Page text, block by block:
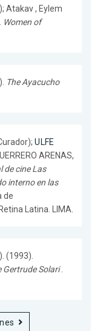
Atakav , Eylem
Women of
The Ayacucho
ULFE
ARENAS,
de cine Las
interno en las
de
Latina. LIMA.
(1993).
Gertrude Solari.